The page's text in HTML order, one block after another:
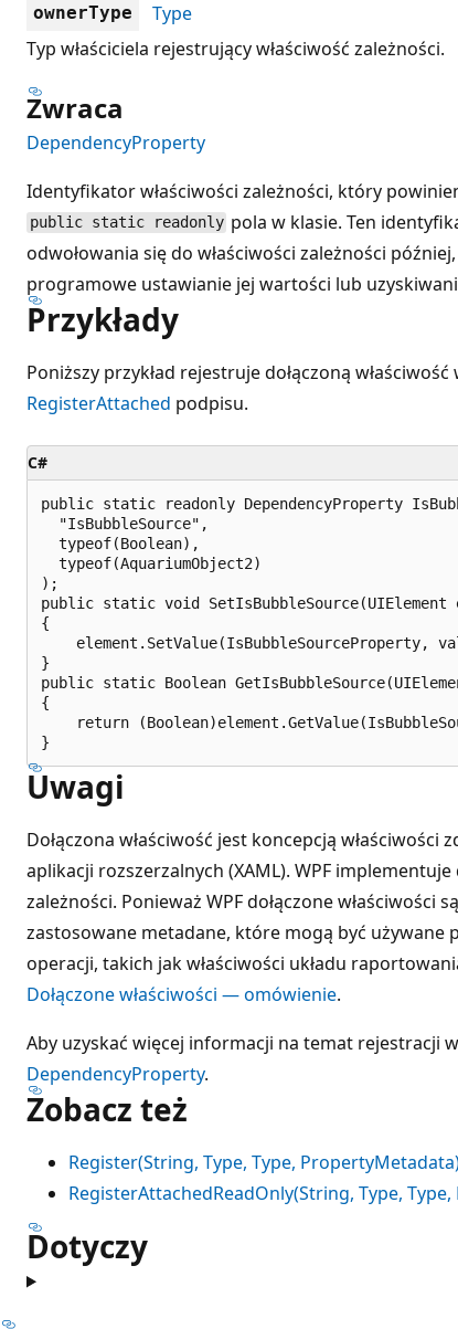
ownerType
Type
Typ właściciela rejestrujący właściwość zależności.
Zwraca
DependencyProperty
Identyfikator właściwości zależności, który
public static readonly pola w klasie. Ten
odwołowania się do właściwości zależności
programowe ustawianie jej wartości lub
Przykłady
Poniższy przykład rejestruje dołączoną
RegisterAttached podpisu.
C#
public static readonly DependencyProperty
  "IsBubbleSource",
  typeof(Boolean),
  typeof(AquariumObject2)
);
public static void SetIsBubbleSource(UIElement
{
element.SetValue(IsBubbleSourceProperty,
}
public static Boolean
{
return
Uwagi
Dołączona właściwość jest koncepcją
aplikacji rozszerzalnych (XAML). WPF implementuje
zależności. Ponieważ WPF dołączone właściwości
zastosowane metadane, które mogą być używane
operacji, takich jak właściwości układu
Dołączone właściwości — omówienie.
Aby uzyskać więcej informacji na temat rejestracji
DependencyProperty.
Zobacz też
Register(String, Type, Type,
RegisterAttachedReadOnly(String, Type,
Dotyczy